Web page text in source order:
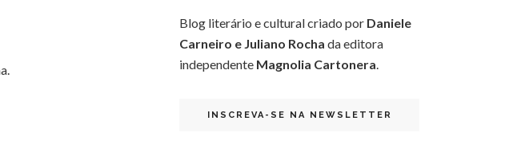
Blog literário e cultural criado por Daniele
Carneiro e Juliano Rocha da editora
independente Magnolia Cartonera.
INSCREVA-SE NA NEWSLETTER